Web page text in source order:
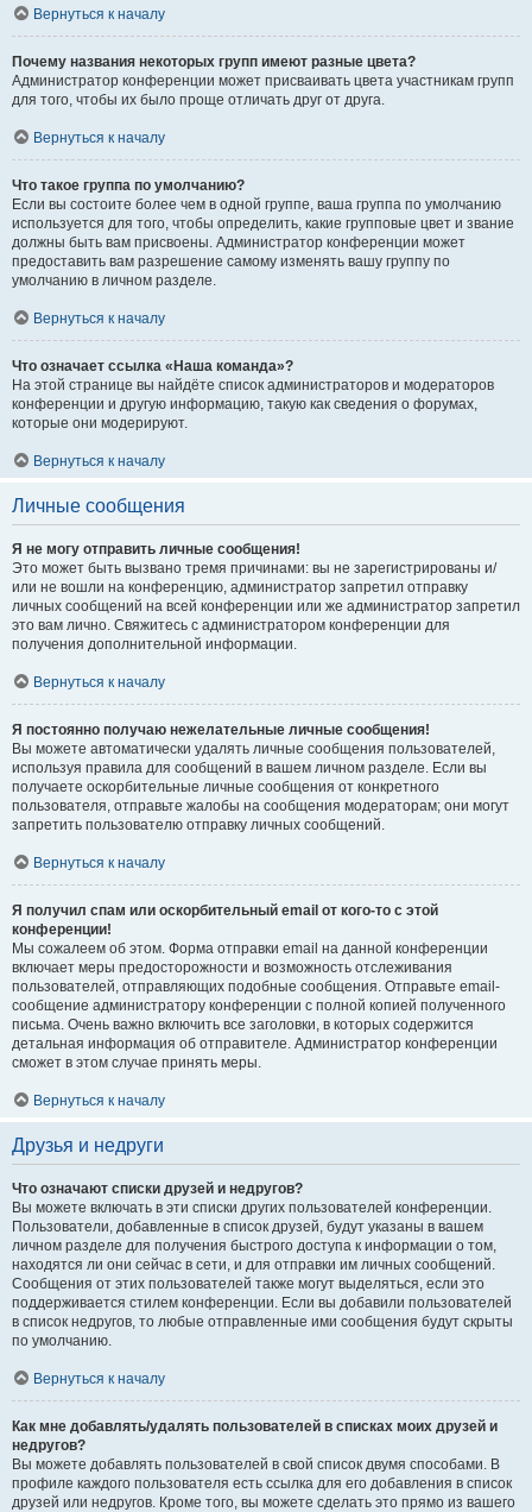
Вернуться к началу
Почему названия некоторых групп имеют разные цвета?
Администратор конференции может присваивать цвета участникам групп
для того, чтобы их было проще отличать друг от друга.
Вернуться к началу
Что такое группа по умолчанию?
Если вы состоите более чем в одной группе, ваша группа по умолчанию
используется для того, чтобы определить, какие групповые цвет и звание
должны быть вам присвоены. Администратор конференции может
предоставить вам разрешение самому изменять вашу группу по
умолчанию в личном разделе.
Вернуться к началу
Что означает ссылка «Наша команда»?
На этой странице вы найдёте список администраторов и модераторов
конференции и другую информацию, такую как сведения о форумах,
которые они модерируют.
Вернуться к началу
Личные сообщения
Я не могу отправить личные сообщения!
Это может быть вызвано тремя причинами: вы не зарегистрированы и/
или не вошли на конференцию, администратор запретил отправку
личных сообщений на всей конференции или же администратор запретил
это вам лично. Свяжитесь с администратором конференции для
получения дополнительной информации.
Вернуться к началу
Я постоянно получаю нежелательные личные сообщения!
Вы можете автоматически удалять личные сообщения пользователей,
используя правила для сообщений в вашем личном разделе. Если вы
получаете оскорбительные личные сообщения от конкретного
пользователя, отправьте жалобы на сообщения модераторам; они могут
запретить пользователю отправку личных сообщений.
Вернуться к началу
Я получил спам или оскорбительный email от кого-то с этой
конференции!
Мы сожалеем об этом. Форма отправки email на данной конференции
включает меры предосторожности и возможность отслеживания
пользователей, отправляющих подобные сообщения. Отправьте email-
сообщение администратору конференции с полной копией полученного
письма. Очень важно включить все заголовки, в которых содержится
детальная информация об отправителе. Администратор конференции
сможет в этом случае принять меры.
Вернуться к началу
Друзья и недруги
Что означают списки друзей и недругов?
Вы можете включать в эти списки других пользователей конференции.
Пользователи, добавленные в список друзей, будут указаны в вашем
личном разделе для получения быстрого доступа к информации о том,
находятся ли они сейчас в сети, и для отправки им личных сообщений.
Сообщения от этих пользователей также могут выделяться, если это
поддерживается стилем конференции. Если вы добавили пользователей
в список недругов, то любые отправленные ими сообщения будут скрыты
по умолчанию.
Вернуться к началу
Как мне добавлять/удалять пользователей в списках моих друзей и
недругов?
Вы можете добавлять пользователей в свой список двумя способами. В
профиле каждого пользователя есть ссылка для его добавления в список
друзей или недругов. Кроме того, вы можете сделать это прямо из вашего